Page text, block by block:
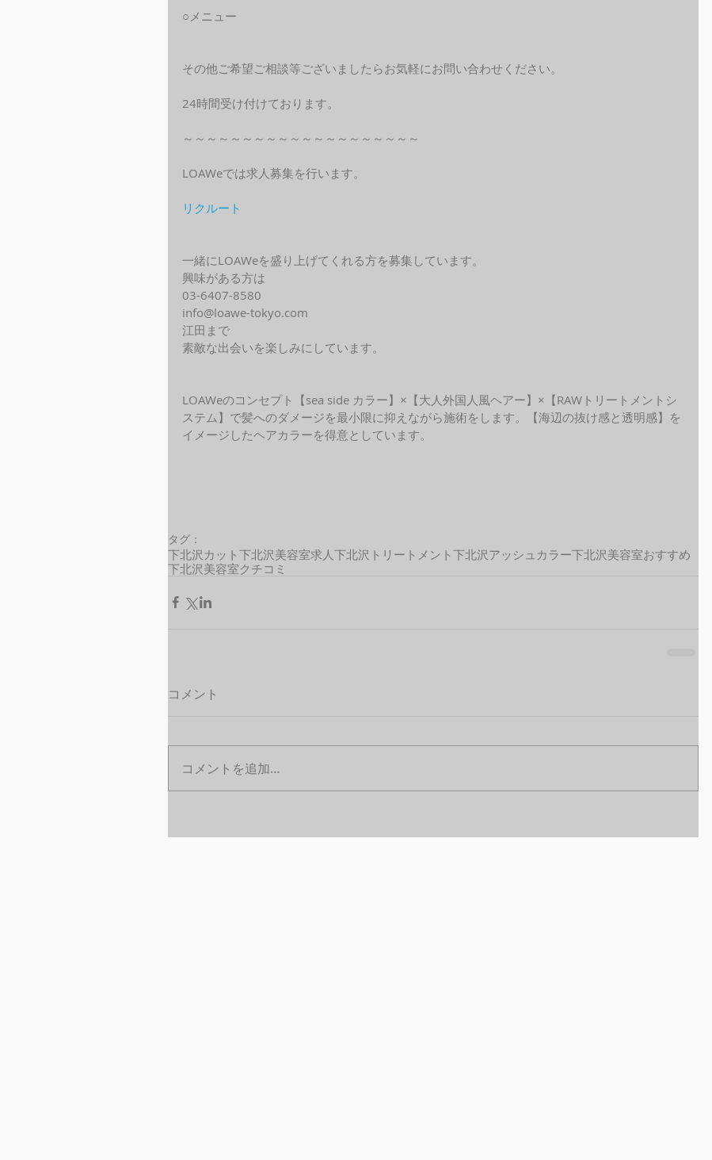
○メニュー
その他ご希望ご相談等ございましたらお気軽にお問い合わせください。
24時間受け付けております。
～～～～～～～～～～～～～～～～～～～～
LOAWeでは求人募集を行います。
リクルート
一緒にLOAWeを盛り上げてくれる方を募集しています。
興味がある方は
03-6407-8580
info@loawe-tokyo.com
江田まで
素敵な出会いを楽しみにしています。
LOAWeのコンセプト【sea side カラー】×【大人外国人風ヘアー】×【RAWトリートメントシ
ステム】で髪へのダメージを最小限に抑えながら施術をします。【海辺の抜け感と透明感】を
イメージしたヘアカラーを得意としています。
タグ：
下北沢カット 下北沢美容室求人 下北沢トリートメント 下北沢アッシュカラー下北沢美容室おすすめ
下北沢美容室クチコミ
コメント
コメントを追加…